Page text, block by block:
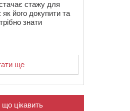
стажу для
як його докупити та
знати
ще
цікавить